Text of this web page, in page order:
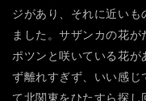
ジがあり、それに近いも
ました。サザンカの花
ポツンと咲いている花
ず離れすぎず、いい感じ
て北関東をひたすら探